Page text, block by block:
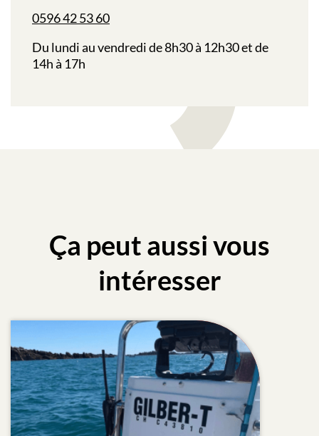
0596 42 53 60
Du lundi au vendredi de 8h30 à 12h30 et de
14h à 17h
Ça peut aussi vous
intéresser